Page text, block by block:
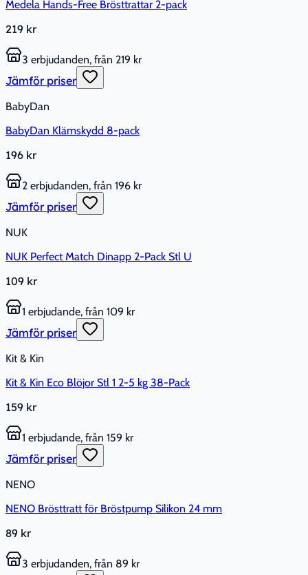
Medela Hands-Free Brösttrattar 2-pack
219 kr
3 erbjudanden, från 219 kr
Jämför priser
BabyDan
BabyDan Klämskydd 8-pack
196 kr
2 erbjudanden, från 196 kr
Jämför priser
NUK
NUK Perfect Match Dinapp 2-Pack Stl U
109 kr
1 erbjudande, från 109 kr
Jämför priser
Kit & Kin
Kit & Kin Eco Blöjor Stl 1 2-5 kg 38-Pack
159 kr
1 erbjudande, från 159 kr
Jämför priser
NENO
NENO Brösttratt för Bröstpump Silikon 24 mm
89 kr
3 erbjudanden, från 89 kr